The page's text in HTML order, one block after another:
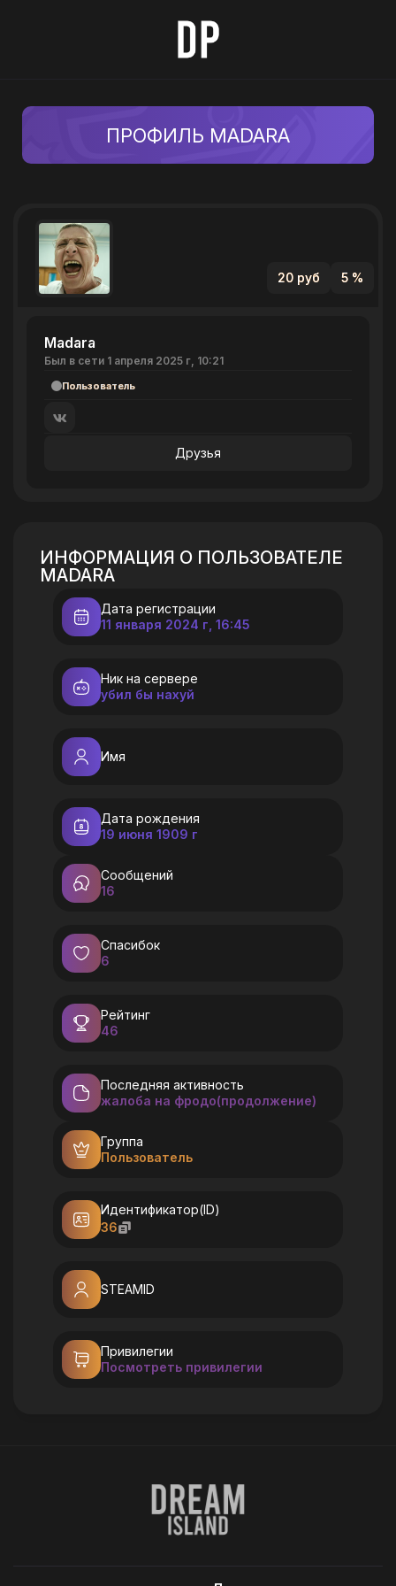
ПРОФИЛЬ MADARA
20 руб 5 %
Madara
Был в сети 1 апреля 2025 г, 10:21
Пользователь
Друзья
ИНФОРМАЦИЯ О ПОЛЬЗОВАТЕЛЕ
MADARA
Дата регистрации
11 января 2024 г, 16:45
Ник на сервере
убил бы нахуй
Имя
Дата рождения
19 июня 1909 г
Сообщений
16
Спасибок
6
Рейтинг
46
Последняя активность
жалоба на фродо(продолжение)
Группа
Пользователь
Идентификатор(ID)
36
STEAMID
Привилегии
Посмотреть привилегии